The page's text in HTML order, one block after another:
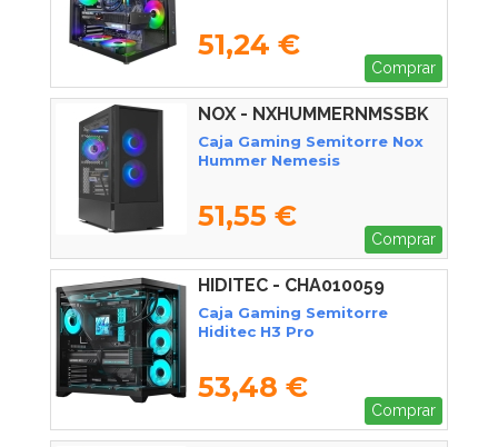
51,24 €
Comprar
NOX - NXHUMMERNMSSBK
Caja Gaming Semitorre Nox
Hummer Nemesis
51,55 €
Comprar
HIDITEC - CHA010059
Caja Gaming Semitorre
Hiditec H3 Pro
53,48 €
Comprar